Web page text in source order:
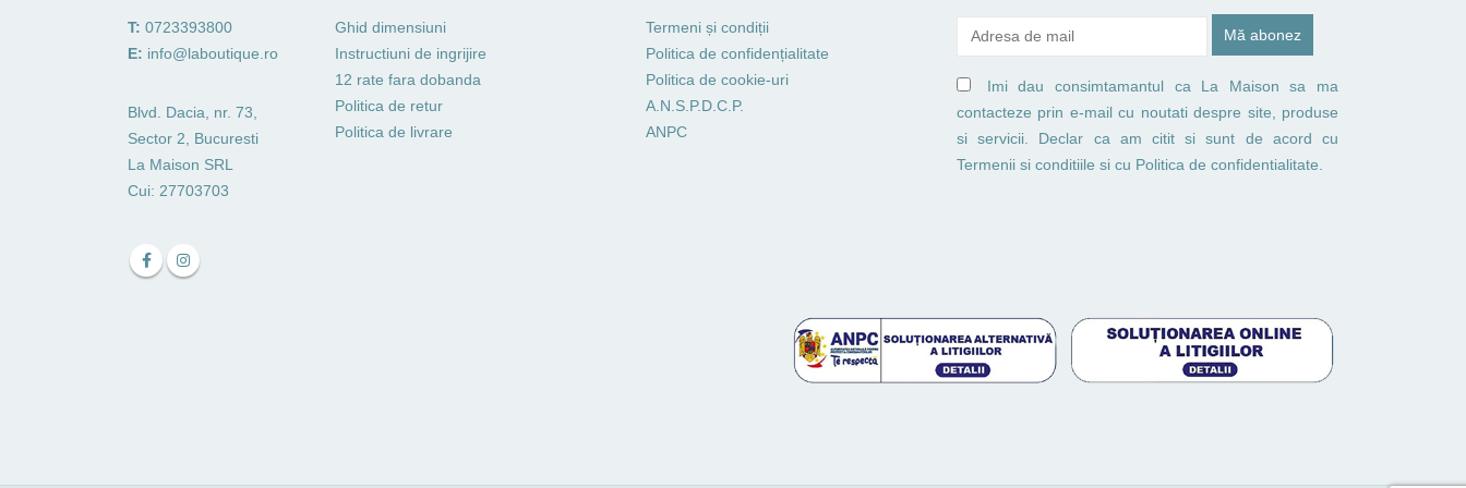
T: 0723393800
E: info@laboutique.ro
Blvd. Dacia, nr. 73,
Sector 2, Bucuresti
La Maison SRL
Cui: 27703703
Ghid dimensiuni
Instructiuni de ingrijire
12 rate fara dobanda
Politica de retur
Politica de livrare
Termeni și condiții
Politica de confidențialitate
Politica de cookie-uri
A.N.S.P.D.C.P.
ANPC
Imi dau consimtamantul ca La Maison sa ma
contacteze prin e-mail cu noutati despre site, produse
si servicii. Declar ca am citit si sunt de acord cu
Termenii si conditiile si cu Politica de confidentialitate.